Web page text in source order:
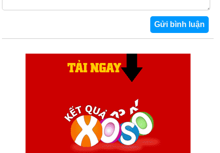
14/09/25 9:24
cô Linh mới về trường Cao Đẳng mình xong, cô siêu đáng yêu
Hôm Thứ 2 tuần trước cô cũng ở trng mình nè MỄ TRÌ cô làm
các em lớp 3 xúc động chỉ qua lời nói